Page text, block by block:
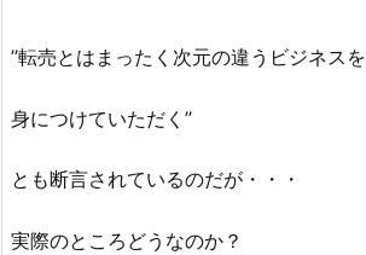
’’転売とはまったく次元の違うビジネスを
身につけていただく’’
とも断言されているのだが・・・
実際のところどうなのか？